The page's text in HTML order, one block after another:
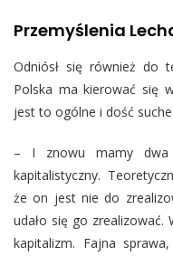
Przemyślenia
Odniósł się również do
Polska ma kierować się
jest to ogólne i dość
– I znowu mamy dwa
kapitalistyczny.
że on jest nie do
udało się go
kapitalizm. Fajna